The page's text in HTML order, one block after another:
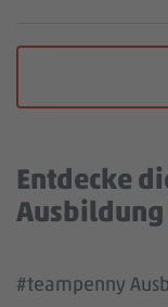
Entdecke
Wir benötigen
YouTube
#teampenny